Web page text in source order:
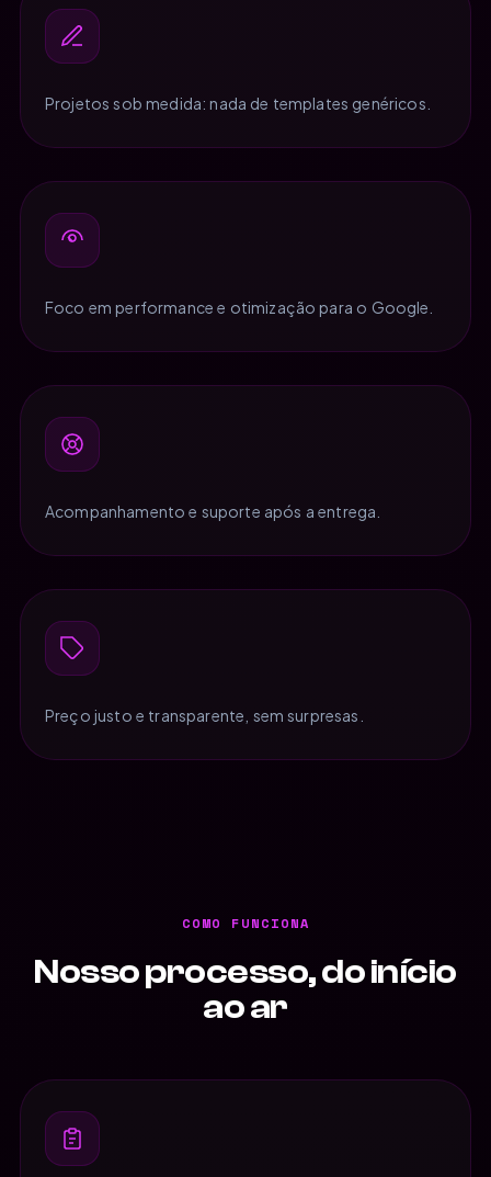
Projetos sob medida: nada de templates genéricos.
Foco em performance e otimização para o Google.
Acompanhamento e suporte após a entrega.
Preço justo e transparente, sem surpresas.
COMO FUNCIONA
Nosso processo, do início
ao ar